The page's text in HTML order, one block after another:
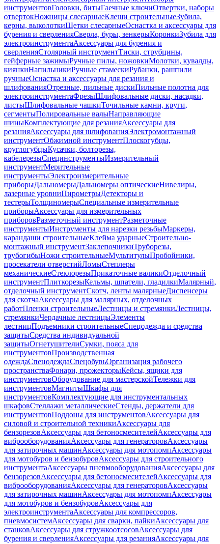
инструментовГоловки, битыГаечные ключиОтвертки, наборы
отвертокНожницы слесарныеКлещи строительныеЗубила,
керны, выколоткиЩетки слесарныеОснастка и аксессуары для
бурения и сверленияСверла, буры, зенкерыКоронкиЗубила для
электроинструментаАксессуары для бурения и
сверленияСтолярный инструментТиски, струбцины,
гейферные зажимыРучные пилы, ножовкиМолотки, кувалды,
киянкиНапильникиРучные стамескиРубанки, рашпили
ручныеОснастка и аксессуары для резания и
шлифованияОтрезные, пильные дискиПильные полотна для
электроинструментаФрезыШлифовальные диски, насадки,
листыШлифовальные чашкиТочильные камни, круги,
сегментыПолировальные валыНаправляющие
шиныКомплектующие для резанияАксессуары для
резанияАксессуары для шлифованияЭлектромонтажный
инструментОбжимной инструментПлоскогубцы,
круглогубцыКусачки, болторезы,
кабелерезыСпецинструментыИзмерительный
инструментМерительные
инструментыЭлектроизмерительные
приборыДальномерыДальномеры оптическиеНивелиры,
лазерные уровниПирометрыДетекторы и
тестерыТолщиномерыСпециальные измерительные
приборыАксессуары для измерительных
приборовРазметочный инструментРазметочные
инструментыИнструменты для нарезки резьбыМаркеры,
карандаши строительныеКлейма ударныеСтроительно-
монтажный инструментЗаклепочникиТруборезы,
трубогибыНожи строительныеМультитулыПробойники,
просекатели отверстийЛомыСтеплеры
механическиеСтеклорезыПрикаточные валикиОтделочный
инструментПлиткорезыКельмы, шпатели, гладилкиМалярный,
отделочный инструментСкотч, ленты малярныеДиспенсеры
для скотчаАксессуары для малярных, отделочных
работПленки строительныеЛестницы и стремянкиЛестницы,
стремянкиЧердачные лестницыЭлементы
лестницПодъемники строительныеСпецодежда и средства
защитыСредства индивидуальной
защитыОгнетушителиСумки, пояса для
инструментовПроизводственная
одеждаСпецодеждаСпецобувьОрганизация рабочего
пространстваФонари, прожекторыКейсы, ящики для
инструментовОборудование для мастерскойТележки для
инструментовМагнитыШкафы для
инструментовКомплектующие для инструментальных
шкафовСтеллажи металлическиеСтенды, держатели для
инструментовПоддоны для инструментовАксессуары для
силовой и строительной техникиАксессуары для
бензорезовАксессуары для бетоносмесителейАксессуары для
виброоборудованияАксессуары для генераторовАксессуары
для затирочных машинАксессуары для мотопомпАксессуары
для мотобуров и бензобуровАксессуары для строительного
инструментаАксессуары пневмооборудованияАксессуары для
бензорезовАксессуары для бетоносмесителейАксессуары для
виброоборудованияАксессуары для генераторовАксессуары
для затирочных машинАксессуары для мотопомпАксессуары
для мотобуров и бензобуровАксессуары для
электроинструментаАксессуары для компрессоров,
пневмосистемАксессуары для сварки, пайкиАксессуары для
станковАксессуары для стружкоотсосовАксессуары для
бурения и сверленияАксессуары для резанияАксессуары для